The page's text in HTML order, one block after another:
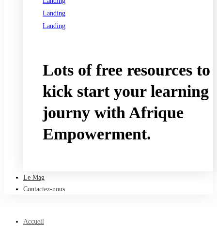
Landing
Landing
Lots of free resources to
kick start your learning
journy with Afrique
Empowerment.
Le Mag
Contactez-nous
Accueil